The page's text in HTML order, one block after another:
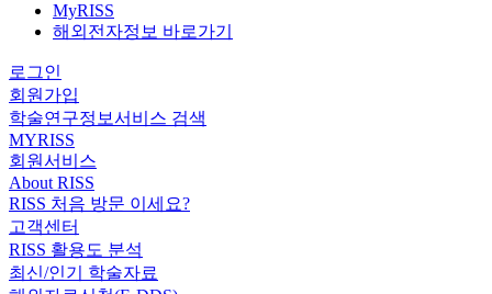
MyRISS
해외전자정보 바로가기
로그인
회원가입
학술연구정보서비스 검색
MYRISS
회원서비스
About RISS
RISS 처음 방문 이세요?
고객센터
RISS 활용도 분석
최신/인기 학술자료